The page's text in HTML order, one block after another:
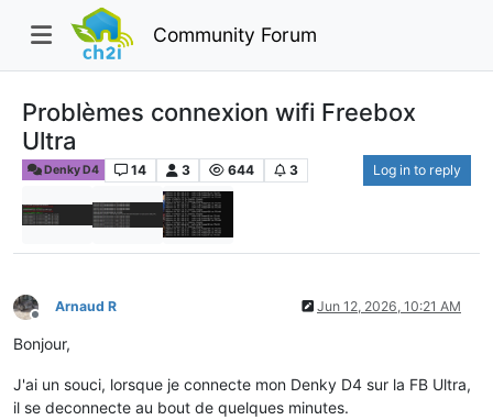
Community Forum
Problèmes connexion wifi Freebox
Ultra
Denky D4 14 3 644 3 Log in to reply
Offline
Arnaud R Jun 12, 2026, 10:21 AM
Bonjour,
J'ai un souci, lorsque je connecte mon Denky D4 sur la FB Ultra,
il se deconnecte au bout de quelques minutes.